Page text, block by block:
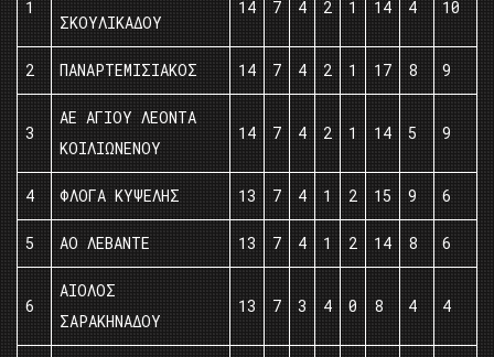
1
ΣΚΟΥΛΙΚΑΔΟΥ
14 7 4 2 1 14 4 10
2 ΠΑΝΑΡΤΕΜΙΣΙΑΚΟΣ 14 7 4 2 1 17 8 9
3
ΑΕ ΑΓΙΟΥ ΛΕΟΝΤΑ
ΚΟΙΛΙΩΝΕΝΟΥ
14 7 4 2 1 14 5 9
4 ΦΛΟΓΑ ΚΥΨΕΛΗΣ 13 7 4 1 2 15 9 6
5 ΑΟ ΛΕΒΑΝΤΕ 13 7 4 1 2 14 8 6
6
ΑΙΟΛΟΣ
ΣΑΡΑΚΗΝΑΔΟΥ
13 7 3 4 0 8 4 4